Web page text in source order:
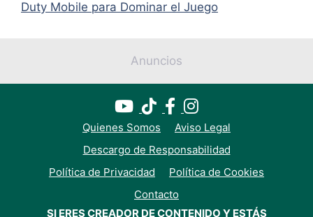
Duty Mobile para Dominar el Juego
Anuncios
Quienes Somos
Aviso Legal
Descargo de Responsabilidad
Política de Privacidad
Política de Cookies
Contacto
SI ERES CREADOR DE CONTENIDO Y ESTÁS